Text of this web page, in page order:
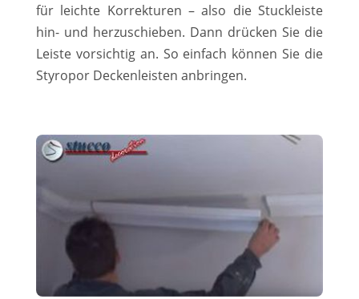
für leichte Korrekturen – also die Stuckleiste
hin- und herzuschieben. Dann drücken Sie die
Leiste vorsichtig an. So einfach können Sie die
Styropor Deckenleisten anbringen.